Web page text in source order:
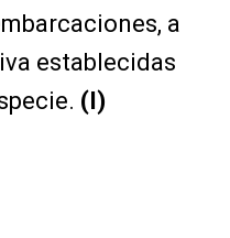
a
establecidas
(I)